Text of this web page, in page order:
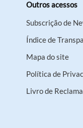
Outros acessos
Subscrição de
Índice de
Mapa do site
Política de
Livro de